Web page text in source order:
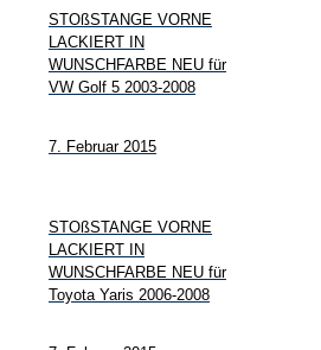
STOßSTANGE VORNE
LACKIERT IN
WUNSCHFARBE NEU für
VW Golf 5 2003-2008
7. Februar 2015
STOßSTANGE VORNE
LACKIERT IN
WUNSCHFARBE NEU für
Toyota Yaris 2006-2008